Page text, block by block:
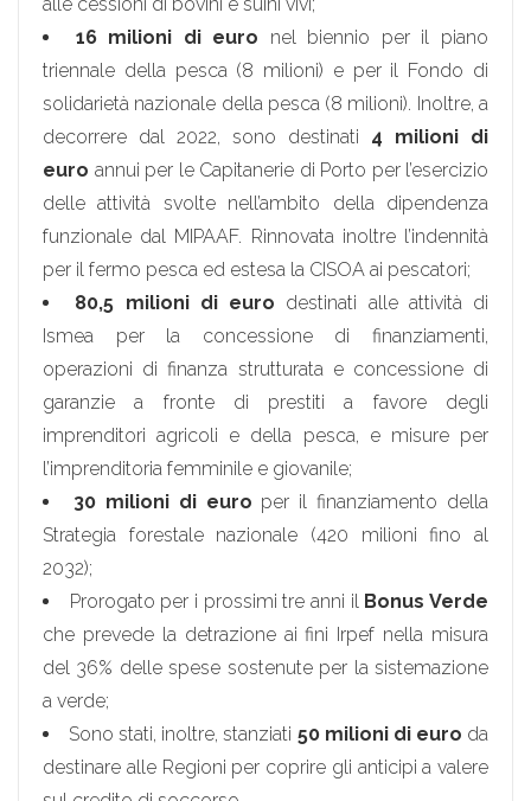
16 milioni di euro nel biennio per il piano
triennale della pesca (8 milioni) e per il Fondo di
solidarietà nazionale della pesca (8 milioni). Inoltre, a
decorrere dal 2022, sono destinati 4 milioni di
euro annui per le Capitanerie di Porto per l’esercizio
delle attività svolte nell’ambito della dipendenza
funzionale dal MIPAAF. Rinnovata inoltre l’indennità
per il fermo pesca ed estesa la CISOA ai pescatori;
80,5 milioni di euro destinati alle attività di
Ismea per la concessione di finanziamenti,
operazioni di finanza strutturata e concessione di
garanzie a fronte di prestiti a favore degli
imprenditori agricoli e della pesca, e misure per
l’imprenditoria femminile e giovanile;
30 milioni di euro per il finanziamento della
Strategia forestale nazionale (420 milioni fino al
2032);
Prorogato per i prossimi tre anni il Bonus Verde
che prevede la detrazione ai fini Irpef nella misura
del 36% delle spese sostenute per la sistemazione
a verde;
Sono stati, inoltre, stanziati 50 milioni di euro da
destinare alle Regioni per coprire gli anticipi a valere